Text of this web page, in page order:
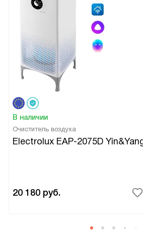
В наличии
Очиститель воздуха
Electrolux EAP-2075D
20 180 руб.